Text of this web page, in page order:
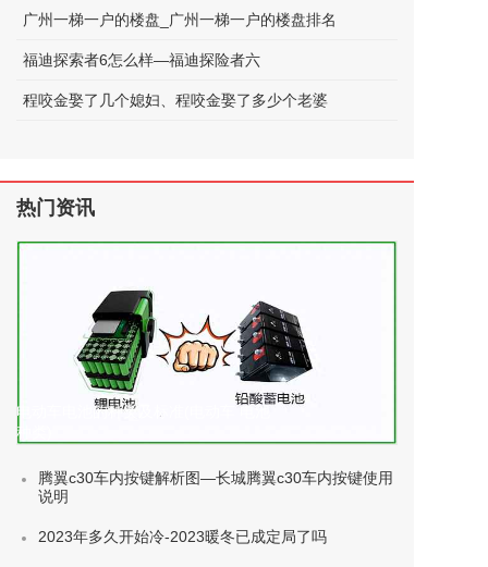
广州一梯一户的楼盘_广州一梯一户的楼盘排名
福迪探索者6怎么样—福迪探险者六
程咬金娶了几个媳妇、程咬金娶了多少个老婆
热门资讯
电动车电池的种类及标准(电动车 电池
种类)
腾翼c30车内按键解析图—长城腾翼c30车内按键使用
说明
2023年多久开始冷-2023暖冬已成定局了吗